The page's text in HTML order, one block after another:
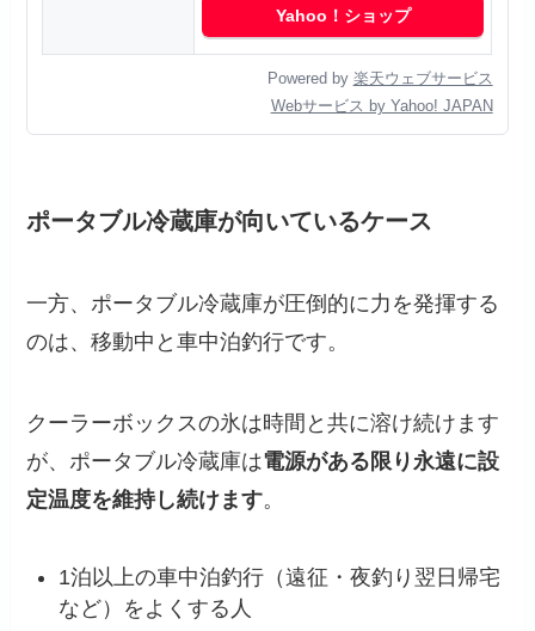
Yahoo！ショップ
Powered by 楽天ウェブサービス
Webサービス by Yahoo! JAPAN
ポータブル冷蔵庫が向いているケース
一方、ポータブル冷蔵庫が圧倒的に力を発揮する
のは、移動中と車中泊釣行です。
クーラーボックスの氷は時間と共に溶け続けます
が、ポータブル冷蔵庫は電源がある限り永遠に設
定温度を維持し続けます。
1泊以上の車中泊釣行（遠征・夜釣り翌日帰宅
など）をよくする人